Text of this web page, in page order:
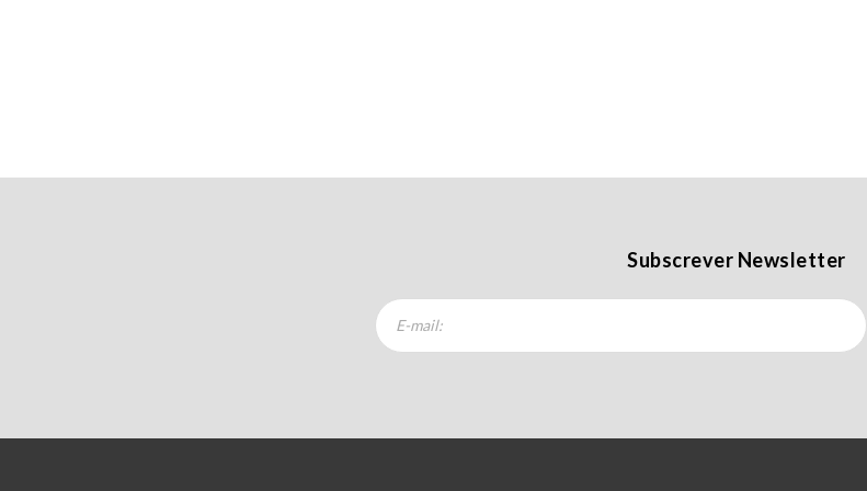
Subscrever Newsletter